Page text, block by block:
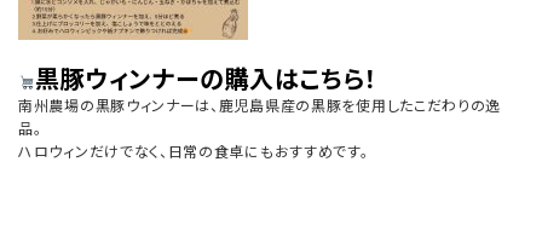
黒豚ウィンナーの購入はこちら！
南州農場の黒豚ウィンナーは、鹿児島県産の黒豚を使用したこだわりの逸
品。
ハロウィンだけでなく、日常の食卓にもおすすめです。